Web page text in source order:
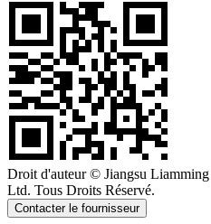
Droit d'auteur © Jiangsu
Ltd. Tous Droits Réservé.
Contacter le fournisseur